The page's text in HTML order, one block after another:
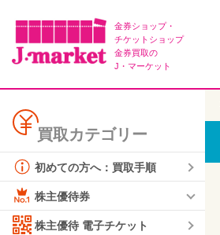
金券ショップ・
チケットショップ
金券買取の
J・マーケット
買取カテゴリー
初めての方へ：買取手順
株主優待券
株主優待 電子チケット